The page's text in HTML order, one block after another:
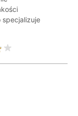
specjalizuje